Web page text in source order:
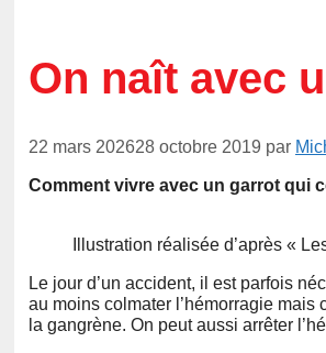
On naît avec
22 mars 202628 octobre 2019 par
Comment vivre avec un garrot qui
Illustration réalisée d’après «
Le jour d’un accident, il est parfois
au moins colmater l’hémorragie
la gangrène. On peut aussi arrêter